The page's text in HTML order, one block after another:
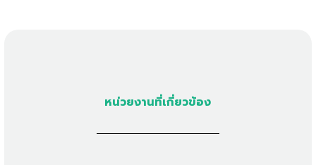
หน่วยงานที่เกี่ยวข้อง